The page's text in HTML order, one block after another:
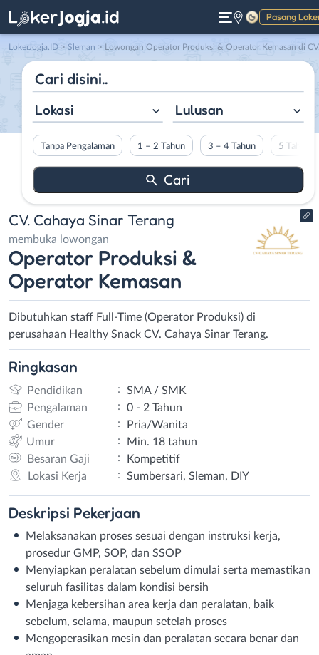
Pasang
Gelap
LokerJogja.ID > Sleman > Lowongan Operator Produksi & Operator Kemasan di CV. Cahaya Sinar
Lokasi Lulusan
Tanpa Pengalaman 1 – 2 Tahun 3 – 4 Tahun 5 Tahun
CV. Cahaya Sinar Terang
membuka lowongan
Operator Produksi &
Operator Kemasan
Dibutuhkan staff Full-Time (Operator Produksi) di
perusahaan Healthy Snack CV. Cahaya Sinar Terang.
Ringkasan
Pendidikan :
SMA / SMK
Pengalaman
:
0 - 2 Tahun
Gender
:
Pria/Wanita
Umur
:
Min. 18 tahun
Besaran Gaji
:
Kompetitif
Lokasi Kerja
: Sumbersari, Sleman, DIY
Deskripsi Pekerjaan
Melaksanakan proses sesuai dengan instruksi kerja,
prosedur GMP, SOP, dan SSOP
Menyiapkan peralatan sebelum dimulai serta memastikan
seluruh fasilitas dalam kondisi bersih
Menjaga kebersihan area kerja dan peralatan, baik
sebelum, selama, maupun setelah proses
Mengoperasikan mesin dan peralatan secara benar dan